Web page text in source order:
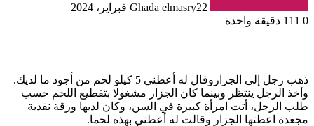
Ghada elmasry22 فبراير، 2024
0
دقيقة واحدة
ذهب رجل إلى الجزاروقال له أعطني 5 كيلو لحم من أجود ما لديك.
وأخذ الرجل ينتظر وبينما كان الجزار مشغولا بتقطيع اللحم حسب
طلب الرجل، أتت امرأة كبیرة في السن، وكان لديها ورقة نقدية
مجعدة اعطتها الجزار وقالت له أعطني بهذه لحما.